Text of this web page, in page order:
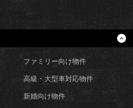
ファミリー向け物件
高級・大型車対応物件
新婚向け物件